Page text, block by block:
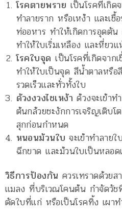
โรคตายพราย เป็นโรคที่เกิด
ทำลายราก หรือเหง้า และเชื้
ท่ออหาร ทำให้เกิดการอุดตั
ทำให้ใบเริ่มเหลือง และหี่ยว
โรคใบจุด เป็นโรคที่เกิดจาก
ทำให้ใบเป็นจุด สีน้ำตาลหรือ
รวดเร็วและทั่วทั้งใบ
ด้วงงวงไชเหง้า ด้วงจะเข้า
ต้นกล้วยชะงักการเจริญเติบ
สุกก่อนกำหนด
หนอนม้วนใบจะเข้าทำลาย
ฉีกขาด และม้วนใบเป็นหลอ
วิธีการป้องกัน ควรเทราดด้วย
แมลง ที่บริเวณโคนต้น กำจัดวั
ตัดใบที่แก่ หรือเป็นโรคทิ้ง เผาท